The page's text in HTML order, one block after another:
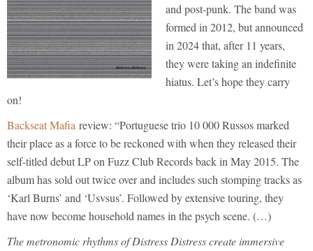
and post-punk. The band was
formed in 2012, but announced
in 2024 that, after 11 years,
they were taking an indefinite
hiatus. Let’s hope they carry
on!
Backseat Mafia review: “Portuguese trio 10 000 Russos marked
their place as a force to be reckoned with when they released their
self-titled debut LP on Fuzz Club Records back in May 2015. The
album has sold out twice over and includes such stomping tracks as
‘Karl Burns’ and ‘Usvsus’. Followed by extensive touring, they
have now become household names in the psych scene. (…)
The metronomic rhythms of Distress Distress create immersive